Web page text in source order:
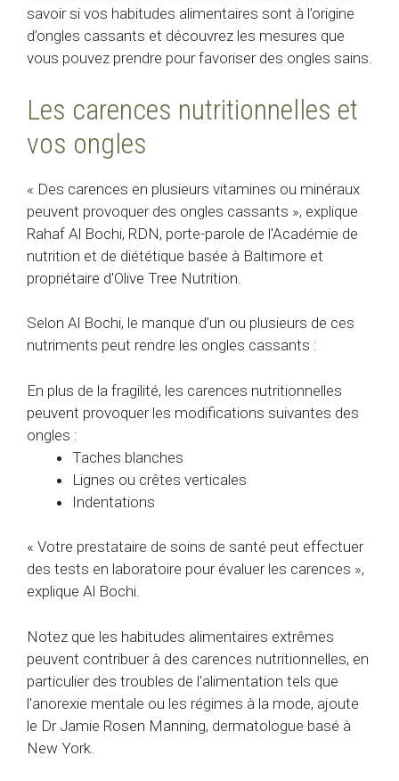
savoir si vos habitudes alimentaires sont à l’origine
d’ongles cassants et découvrez les mesures que
vous pouvez prendre pour favoriser des ongles sains.
Les carences nutritionnelles et
vos ongles
« Des carences en plusieurs vitamines ou minéraux
peuvent provoquer des ongles cassants », explique
Rahaf Al Bochi, RDN, porte-parole de l'Académie de
nutrition et de diététique basée à Baltimore et
propriétaire d'Olive Tree Nutrition.
Selon Al Bochi, le manque d’un ou plusieurs de ces
nutriments peut rendre les ongles cassants :
En plus de la fragilité, les carences nutritionnelles
peuvent provoquer les modifications suivantes des
ongles :
Taches blanches
Lignes ou crêtes verticales
Indentations
« Votre prestataire de soins de santé peut effectuer
des tests en laboratoire pour évaluer les carences »,
explique Al Bochi.
Notez que les habitudes alimentaires extrêmes
peuvent contribuer à des carences nutritionnelles, en
particulier des troubles de l'alimentation tels que
l'anorexie mentale ou les régimes à la mode, ajoute
le Dr Jamie Rosen Manning, dermatologue basé à
New York.